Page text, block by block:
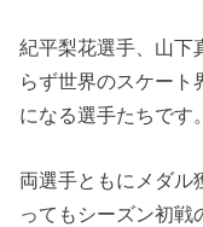
紀平梨花選手、山下
らず世界のスケート
になる選手たちです。
両選手ともにメダル
ってもシーズン初戦